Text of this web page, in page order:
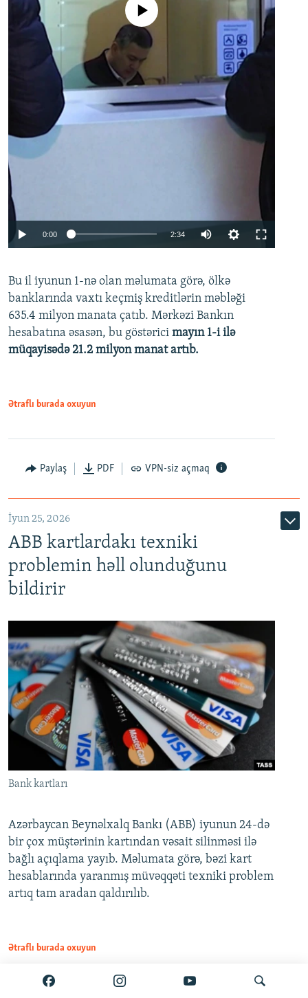
Auto 240p 360p 480p
720p 1080p
No media source currently available
0:00 2:34
360p
480p
720p
Bu il iyunun 1-nə olan məlumata görə, ölkə
banklarında vaxtı keçmiş kreditlərin məbləği
635.4 milyon manata çatıb. Mərkəzi Bankın
hesabatına əsasən, bu göstərici mayın 1-i ilə
müqayisədə 21.2 milyon manat artıb.
Ətraflı burada oxuyun
Paylaş PDF VPN-siz açmaq
İyun 25, 2026
ABB kartlardakı texniki
problemin həll olunduğunu
bildirir
Bank kartları
Azərbaycan Beynəlxalq Bankı (ABB) iyunun 24-də
bir çox müştərinin kartından vəsait silinməsi ilə
bağlı açıqlama yayıb. Məlumata görə, bəzi kart
hesablarında yaranmış müvəqqəti texniki problem
artıq tam aradan qaldırılıb.
Ətraflı burada oxuyun